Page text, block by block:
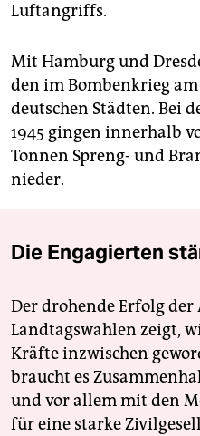
Luftangriffs.
Mit Hamburg und
den im Bombenkrieg
deutschen Städten. Bei
1945 gingen innerhalb
Tonnen Spreng- und
nieder.
Die Engagierten
Der drohende Erfolg
Landtagswahlen zeigt,
Kräfte inzwischen
braucht es
und vor allem mit den
für eine starke